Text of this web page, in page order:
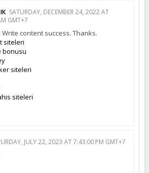
SATURDAY, DECEMBER 24, 2022 AT
GMT+7
Write content success. Thanks.
siteleri
bonusu
siteleri
siteleri
JULY 22, 2023 AT 7:43:00 PM GMT+7